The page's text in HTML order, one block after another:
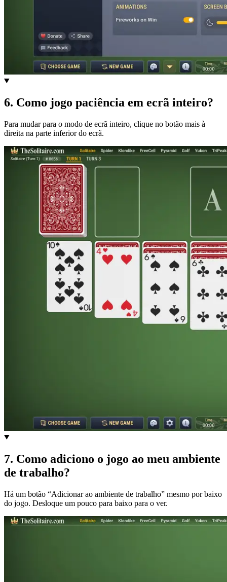
6. Como jogo paciência em ecrã inteiro?
Para mudar para o modo de ecrã inteiro, clique no botão mais à
direita na parte inferior do ecrã.
7. Como adiciono o jogo ao meu ambiente
de trabalho?
Há um botão “Adicionar ao ambiente de trabalho” mesmo por baixo
do jogo. Desloque um pouco para baixo para o ver.